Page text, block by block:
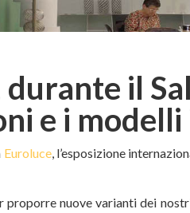
il
e i
Euroluce, l’esposizione
proporre nuove varianti dei